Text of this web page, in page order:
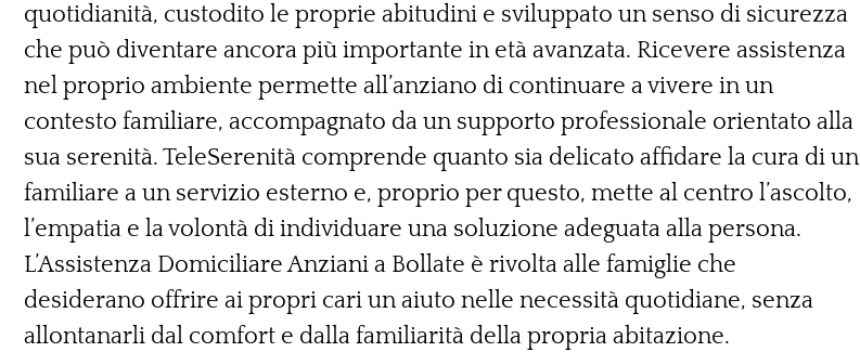
quotidianità, custodito le proprie abitudini e sviluppato un senso di sicurezza
che può diventare ancora più importante in età avanzata. Ricevere assistenza
nel proprio ambiente permette all’anziano di continuare a vivere in un
contesto familiare, accompagnato da un supporto professionale orientato alla
sua serenità. TeleSerenità comprende quanto sia delicato affidare la cura di un
familiare a un servizio esterno e, proprio per questo, mette al centro l’ascolto,
l’empatia e la volontà di individuare una soluzione adeguata alla persona.
L’Assistenza Domiciliare Anziani a Bollate è rivolta alle famiglie che
desiderano offrire ai propri cari un aiuto nelle necessità quotidiane, senza
allontanarli dal comfort e dalla familiarità della propria abitazione.